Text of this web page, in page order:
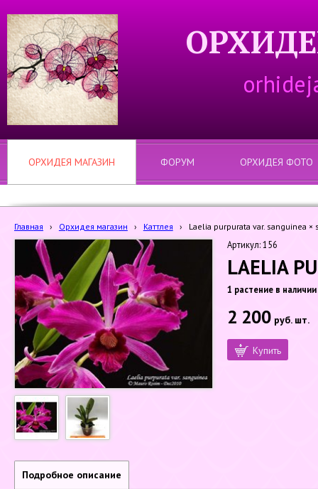
ОРХИДЕЯ МАГАЗИН ФОРУМ ОРХИДЕЯ ФОТО
Главная › Орхидея магазин › Каттлея › Laelia purpurata var. sanguinea ×
Артикул: 156
LAELIA
1 растение в наличии
2 200 руб. шт.
Купить
Подробное описание